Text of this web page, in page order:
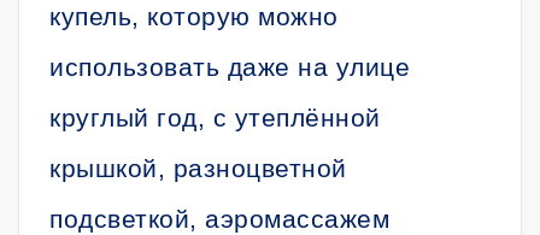
купель, которую можно
использовать даже на улице
круглый год, с утеплённой
крышкой, разноцветной
подсветкой, аэромассажем